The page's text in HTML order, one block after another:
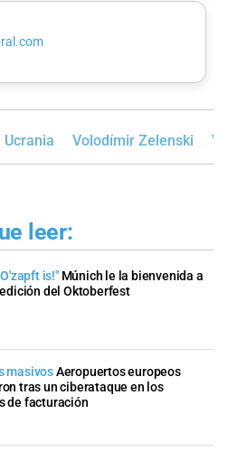
Ucrania Volodímir Zelenski​
leer:
is!" Múnich le la bienvenida a
del Oktoberfest
masivosAeropuertos europeos
tras un ciberataque en los
de facturación